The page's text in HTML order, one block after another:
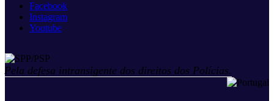
Facebook
Instagram
Youtube
Pela defesa intransigente dos direitos dos Polícias.